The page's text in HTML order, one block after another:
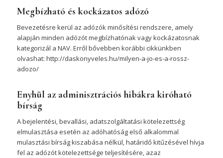
Megbízható és kockázatos adózó
Bevezetésre kerül az adózók minősítési rendszere, amely
alapján minden adózót megbízhatónak vagy kockázatosnak
kategorizál a NAV. Erről bővebben korábbi cikkünkben
olvashat: http://daskonyveles.hu/milyen-a-jo-es-a-rossz-
adozo/
Enyhül az adminisztrációs hibákra kiróható
bírság
A bejelentési, bevallási, adatszolgáltatási kötelezettség
elmulasztása esetén az adóhatóság első alkalommal
mulasztási bírság kiszabása nélkül, határidő kitűzésével hívja
fel az adózót kötelezettsége teljesítésére, azaz